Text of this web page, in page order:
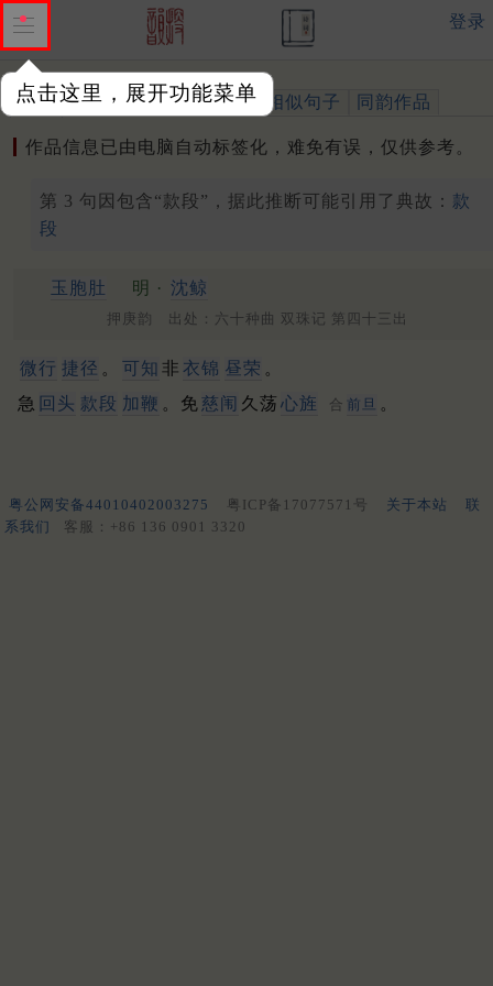
点击这里，展开功能菜单
登录
作品 标注四声 出处、引用 相似句子 同韵作品
作品信息已由电脑自动标签化，难免有误，仅供参考。
第 3 句因包含“款段”，据此推断可能引用了典故： 款
段
玉胞肚 明 · 沈鲸
押庚韵 出处：六十种曲 双珠记 第四十三出
微行 捷径 。 可知 非 衣锦 昼荣 。
急 回头 款段 加鞭 。免慈闱 久荡 心旌 合 前旦 。
粤公网安备44010402003275 粤ICP备17077571号 关于本站
联
系我们
客服：+86 136 0901 3320